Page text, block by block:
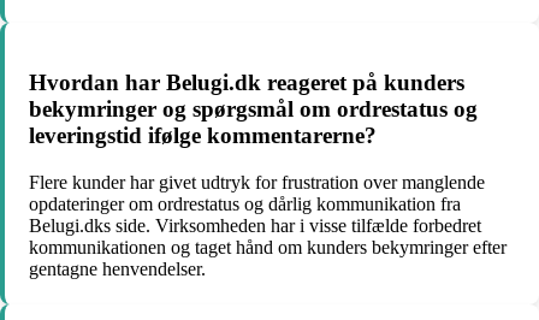
Hvordan har Belugi.dk reageret på kunders
bekymringer og spørgsmål om ordrestatus og
leveringstid ifølge kommentarerne?
Flere kunder har givet udtryk for frustration over manglende
opdateringer om ordrestatus og dårlig kommunikation fra
Belugi.dks side. Virksomheden har i visse tilfælde forbedret
kommunikationen og taget hånd om kunders bekymringer efter
gentagne henvendelser.